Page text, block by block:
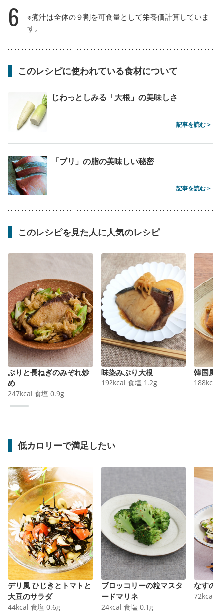
6
※煮汁は全体の９割を可食量として栄養価計算していま
す。
このレシピに使われている食材について
じわっとしみる「大根」の美味しさ
記事を読む >
「ブリ」の脂の美味しい秘密
記事を読む >
このレシピを見た人に人気のレシピ
ぶりと長ねぎのみぞれ炒
め
247kcal 食塩 0.9g
味染みぶり大根
192kcal 食塩 1.2g
韓国風
188kcal
低カロリーで満足したい
デリ風 ひじきとトマトと
大豆のサラダ
44kcal 食塩 0.6g
ブロッコリーの粒マスタ
ードマリネ
24kcal 食塩 0.1 g
なすの
72kcal